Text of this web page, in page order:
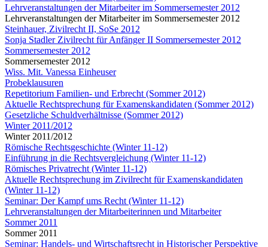
Lehrveranstaltungen der Mitarbeiter im Sommersemester 2012
Lehrveranstaltungen der Mitarbeiter im Sommersemester 2012
Steinhauer, Zivilrecht II, SoSe 2012
Sonja Stadler Zivilrecht für Anfänger II Sommersemester 2012
Sommersemester 2012
Sommersemester 2012
Wiss. Mit. Vanessa Einheuser
Probeklausuren
Repetitorium Familien- und Erbrecht (Sommer 2012)
Aktuelle Rechtsprechung für Examenskandidaten (Sommer 2012)
Gesetzliche Schuldverhältnisse (Sommer 2012)
Winter 2011/2012
Winter 2011/2012
Römische Rechtsgeschichte (Winter 11-12)
Einführung in die Rechtsvergleichung (Winter 11-12)
Römisches Privatrecht (Winter 11-12)
Aktuelle Rechtsprechung im Zivilrecht für Examenskandidaten
(Winter 11-12)
Seminar: Der Kampf ums Recht (Winter 11-12)
Lehrveranstaltungen der Mitarbeiterinnen und Mitarbeiter
Sommer 2011
Sommer 2011
Seminar: Handels- und Wirtschaftsrecht in Historischer Perspektive